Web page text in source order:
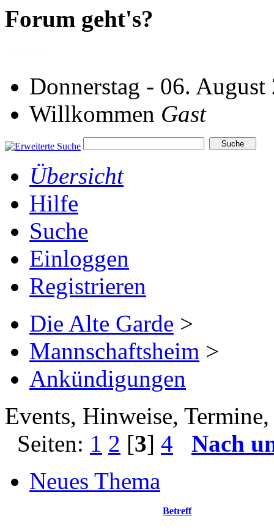
Forum geht's?
Donnerstag - 06.
Willkommen Gast
Übersicht
Hilfe
Suche
Einloggen
Registrieren
Die Alte Garde >
Mannschaftsheim >
Ankündigungen
Events, Hinweise, Termine,
Seiten: 1 2 [3] 4
Nach
Neues Thema
Betreff